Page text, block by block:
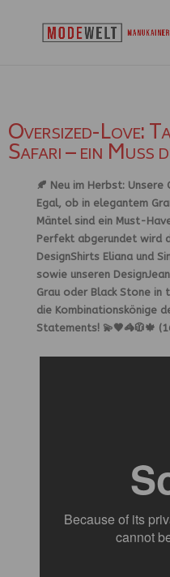
Oversized-Love:
Safari – ein Muss
🍂 Neu im Herbst: Unsere
Egal, ob in elegantem
Mäntel sind ein Must-
Perfekt abgerundet wird
DesignShirts Eliana und
sowie unseren
Grau oder Black Stone in
die Kombinationskönige
Statements! 💫🖤🦓🧥🍁